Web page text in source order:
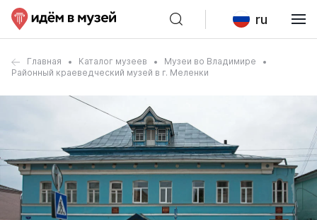
ru
Главная Каталог музеев
Музеи во Владимире
Районный краеведческий музей в г. Меленки